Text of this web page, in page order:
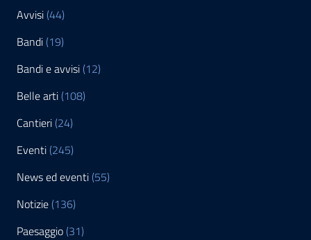
Avvisi (44)
Bandi (19)
Bandi e avvisi (12)
Belle arti (108)
Cantieri (24)
Eventi (245)
News ed eventi (55)
Notizie (136)
Paesaggio (31)